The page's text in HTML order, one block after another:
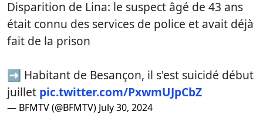
Disparition de Lina: le suspect âgé de 43 ans
était connu des services de police et avait déjà
fait de la prison
➡ Habitant de Besançon, il s'est suicidé début
juillet pic.twitter.com/PxwmUJpCbZ
— BFMTV (@BFMTV) July 30, 2024